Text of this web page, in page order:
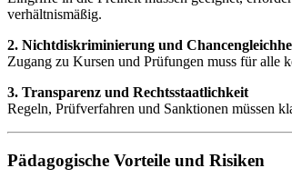
verhältnismäßig.
2. Nichtdiskriminierung und
Zugang zu Kursen und Prüfungen muss für alle
3. Transparenz und Rechtsstaatlichkeit
Regeln, Prüfverfahren und Sanktionen müssen
Pädagogische Vorteile und Risiken